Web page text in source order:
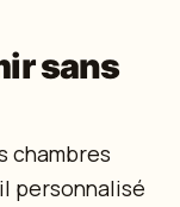
sans
chambres
personnalisé